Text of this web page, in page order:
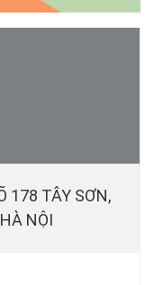
178 TÂY SƠN,
NỘI